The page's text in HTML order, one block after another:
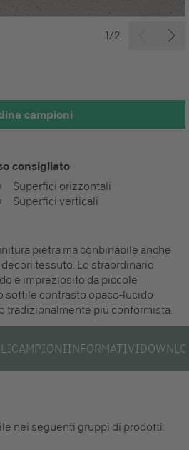
1/2
campioni
consigliato
Superfici orizzontali
Superfici verticali
pietra ma conbinabile anche
tessuto. Lo straordinario
é impreziosito da piccole
sottile contrasto opaco-lucido
tradizionalmente piú conformista.
CAMPIONIINFORMATIVI
nei seguenti gruppi di prodotti: